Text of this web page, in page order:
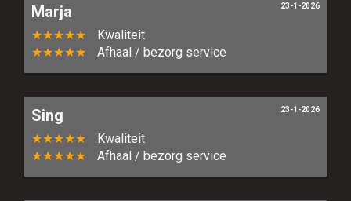
Marja
★★★★★
Kwaliteit
★★★★★
Afhaal / bezorg service
23-1-2026
Sing
★★★★★
Kwaliteit
★★★★★
Afhaal / bezorg service
23-1-2026